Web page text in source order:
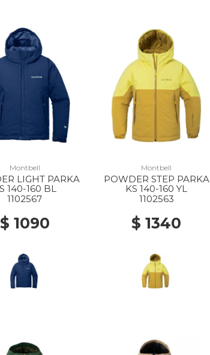
Montbell
LIGHT PARKA
140-160 BL
1102567
$ 1090
Montbell
POWDER STEP PARKA
KS 140-160 YL
1102563
$ 1340